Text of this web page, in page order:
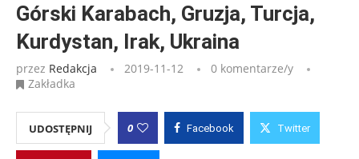
Górski Karabach, Gruzja, Turcja,
Kurdystan, Irak, Ukraina
przez Redakcja 2019-11-12
0 komentarze/y
Zakładka
UDOSTĘPNIJ 0 Facebook Twitter